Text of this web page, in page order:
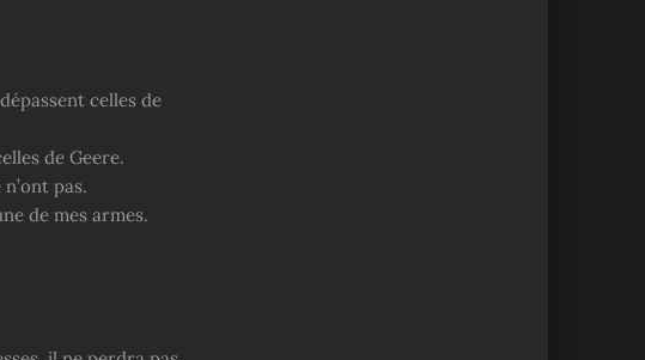
celles de
de Geere.
pas.
de mes armes.